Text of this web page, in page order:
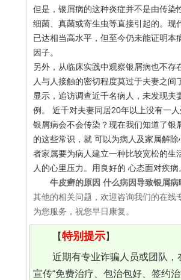
但是，银屑病的这种炎症并不是由传染
细菌、真菌或寄生虫等直接引起的。现
已达相当高水平，但至今仍未能证明本
因子。
另外，从临床实践中观察银屑病也不存
人与人接触的密切程度莫过于夫妻之间
显示，追访调查近千名病人，未发现夫
例。 近千对夫妻同居20年以上没有一人
银屑病会不会传染？现在我们知道了银
的这些常识，就 可以为病人及家属解
者家属要为病人建立一种比较宽松的生
人的心里压力。用良好的 心态面对疾病
牛皮癣的原因 什么病因导致银屑病
其他的相关问题，欢迎咨询我们的在线
为您服务，祝您早日康复。
【特别提示】
近期有专业诈骗人员或团队，
宣传“免费治疗、包治包好、签约